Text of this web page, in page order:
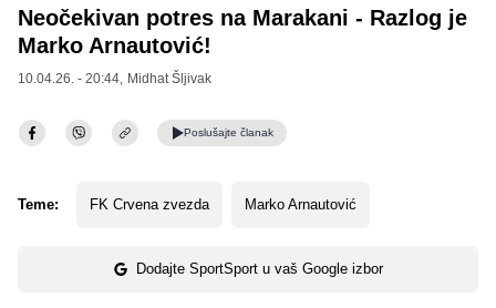
Neočekivan potres na Marakani - Razlog je
Marko Arnautović!
10.04.26. - 20:44, Midhat Šljivak
Poslušajte članak
Teme: FK Crvena zvezda Marko Arnautović
Dodajte SportSport u vaš Google izbor